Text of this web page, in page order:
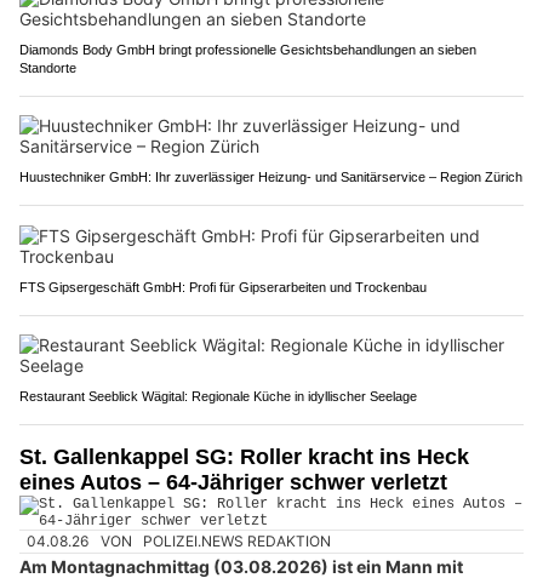
Diamonds Body GmbH bringt professionelle Gesichtsbehandlungen an sieben
Standorte
Huustechniker GmbH: Ihr zuverlässiger Heizung- und Sanitärservice – Region Zürich
FTS Gipsergeschäft GmbH: Profi für Gipserarbeiten und Trockenbau
Restaurant Seeblick Wägital: Regionale Küche in idyllischer Seelage
St. Gallenkappel SG: Roller kracht ins Heck
eines Autos – 64-Jähriger schwer verletzt
04.08.26 VON POLIZEI.NEWS REDAKTION
Am Montagnachmittag (03.08.2026) ist ein Mann mit